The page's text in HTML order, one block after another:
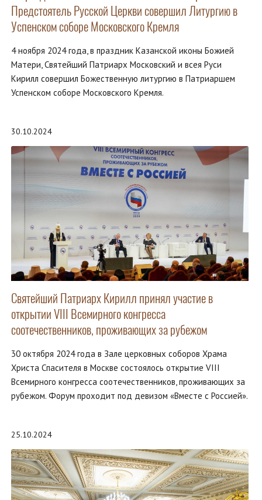
Предстоятель Русской Церкви совершил Литургию в
Успенском соборе Московского Кремля
4 ноября 2024 года, в праздник Казанской иконы Божией
Матери, Святейший Патриарх Московский и всея Руси
Кирилл совершил Божественную литургию в Патриаршем
Успенском соборе Московского Кремля.
30.10.2024
Святейший Патриарх Кирилл принял участие в
открытии VIII Всемирного конгресса
соотечественников, проживающих за рубежом
30 октября 2024 года в Зале церковных соборов Храма
Христа Спасителя в Москве состоялось открытие VIII
Всемирного конгресса соотечественников, проживающих за
рубежом. Форум проходит под девизом «Вместе с Россией».
25.10.2024